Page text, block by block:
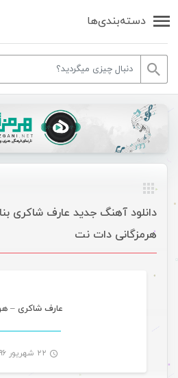
دسته‌بندی‌ها
دانلود آهنگ جدید عارف شاکری
هرمزگانی دات نت
عارف شاکری –
۲۲ شهریور ۱۳۹۶